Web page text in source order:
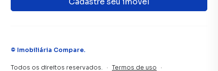
© Imobiliária Compare.
Todos os direitos reservados. · Termos de uso ·